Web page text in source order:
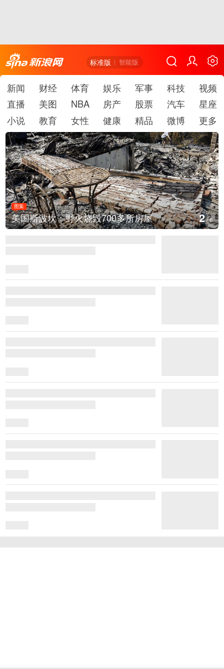
标准版 智能版
新闻 财经 体育 娱乐 军事 科技
视频
直播
美图 NBA 房产 股票 汽车
星座
小说
教育 女性 健康 精品 微博 更多
图集
美国斯波坎：野火烧毁700多所房屋 2/6